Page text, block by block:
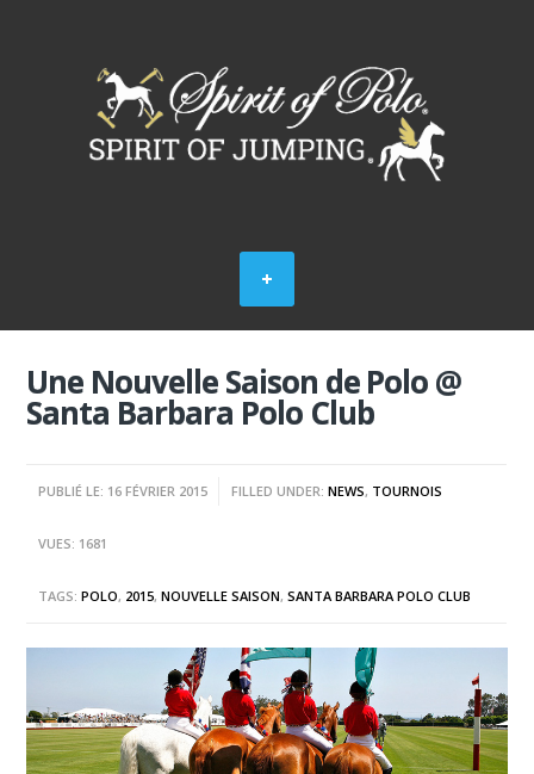
Une Nouvelle Saison de Polo @
Santa Barbara Polo Club
PUBLIÉ LE: 16 FÉVRIER 2015 FILLED UNDER:NEWS, TOURNOIS
VUES: 1681
TAGS:POLO, 2015,NOUVELLE SAISON,SANTA BARBARA POLO CLUB